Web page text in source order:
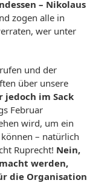
– Nikolaus
zogen alle in
wer unter
und der
über unsere
jedoch im Sack
Februar
wird, um ein
– natürlich
Ruprecht! Nein,
werden,
die Organisation